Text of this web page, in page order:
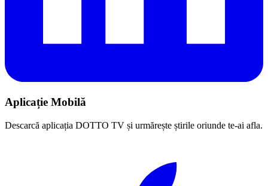
Aplicație Mobilă
Descarcă aplicația DOTTO TV și urmărește știrile oriunde te-ai afla.